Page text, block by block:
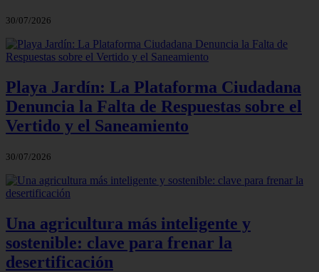
30/07/2026
Playa Jardín: La Plataforma Ciudadana
Denuncia la Falta de Respuestas sobre el
Vertido y el Saneamiento
30/07/2026
Una agricultura más inteligente y
sostenible: clave para frenar la
desertificación